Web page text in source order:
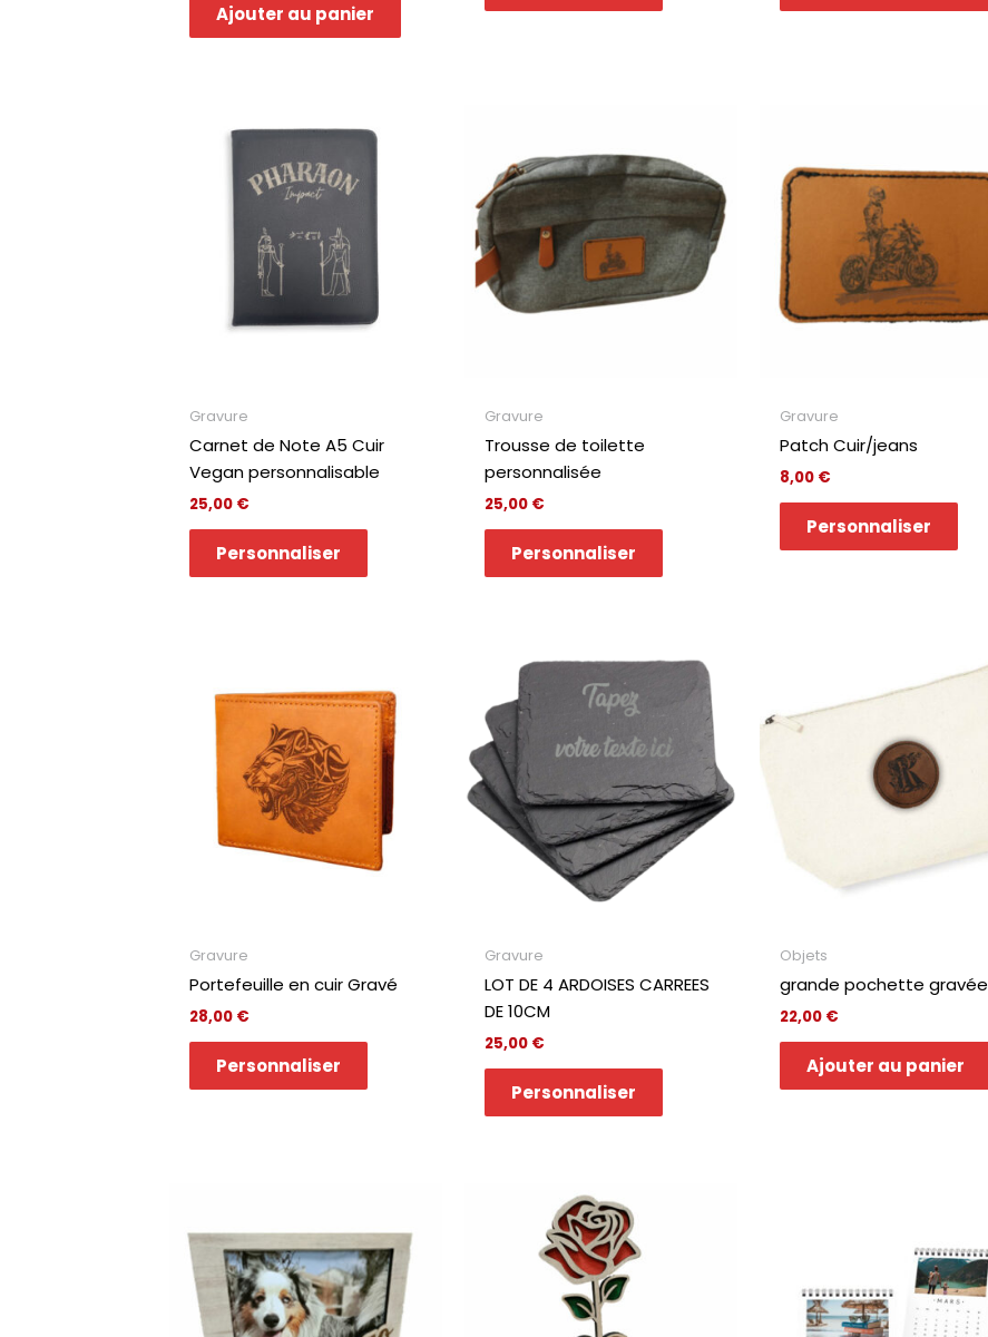
Ajouter au panier
Gravure
Carnet de Note A5 Cuir
Vegan personnalisable
25,00 €
Personnaliser
Gravure
Trousse de toilette
personnalisée
25,00 €
Personnaliser
Gravure
Patch Cuir/jeans
8,00 €
Personnaliser
Gravure
Portefeuille en cuir Gravé
28,00 €
Personnaliser
Gravure
LOT DE 4 ARDOISES CARREES
DE 10CM
25,00 €
Personnaliser
Objets
grande pochette gravée
22,00 €
Ajouter au panier